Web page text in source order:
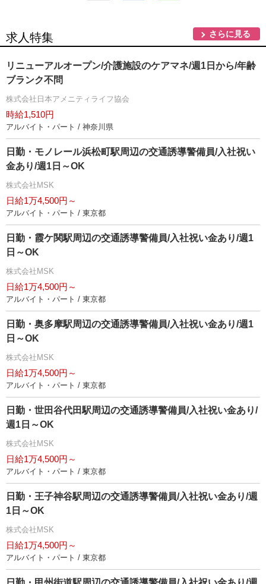
求人特集 さらに見る
リニューアルオープン/介護施設のケアマネ/週1日から/年齢
ブランク不問
株式会社日本アメニティライフ協会
時給1,510円
アルバイト・パート / 神奈川県
日勤・モノレール浜松町駅周辺の交通誘導警備員/入社祝い
金あり/週1日～OK
株式会社MSK
日給1万4,500円～
アルバイト・パート / 東京都
日勤・霞ケ関駅周辺の交通誘導警備員/入社祝い金あり/週1
日～OK
株式会社MSK
日給1万4,500円～
アルバイト・パート / 東京都
日勤・奥多摩駅周辺の交通誘導警備員/入社祝い金あり/週1
日～OK
株式会社MSK
日給1万4,500円～
アルバイト・パート / 東京都
日勤・世田谷代田駅周辺の交通誘導警備員/入社祝い金あり/
週1日～OK
株式会社MSK
日給1万4,500円～
アルバイト・パート / 東京都
日勤・王子神谷駅周辺の交通誘導警備員/入社祝い金あり/週
1日～OK
株式会社MSK
日給1万4,500円～
アルバイト・パート / 東京都